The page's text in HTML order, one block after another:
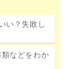
い？失敗し
などをわか